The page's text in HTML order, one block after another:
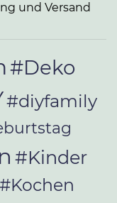
und Versand
#Deko
#diyfamily
#Kinder
#Kochen